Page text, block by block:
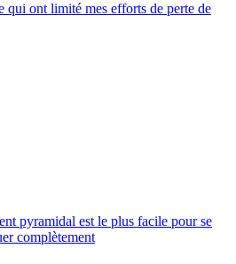
qui ont limité mes efforts de perte de
pyramidal est le plus facile pour se
complètement